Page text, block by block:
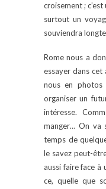
croisement ;
surtout un
souviendra
Rome nous a
essayer dans cet
nous en
organiser un
intéresse.
manger… On va
temps de
le savez peut-
aussi faire face à
ce, quelle que